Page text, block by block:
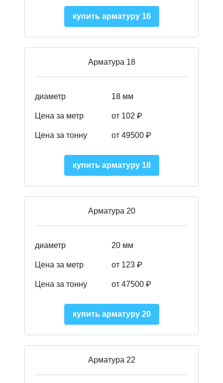
купить арматуру 16
Арматура 18
диаметр 18 мм
Цена за метр от 102 ₽
Цена за тонну от 49500 ₽
купить арматуру 18
Арматура 20
диаметр 20 мм
Цена за метр от 123 ₽
Цена за тонну от 47500 ₽
купить арматуру 20
Арматура 22